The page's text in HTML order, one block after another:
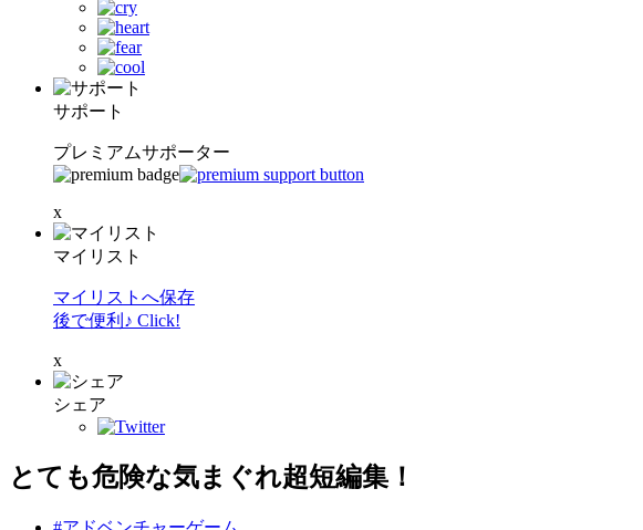
サポート
プレミアムサポーター
x
マイリスト
マイリストへ保存
後で便利♪ Click!
x
シェア
とても危険な気まぐれ超短編集！